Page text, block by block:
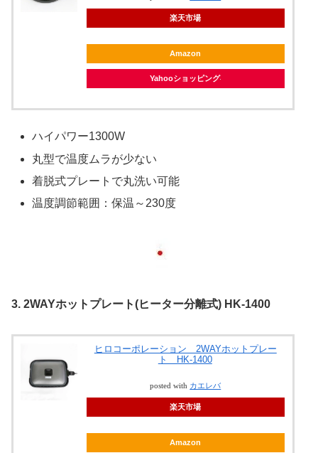
楽天市場
Amazon
Yahooショッピング
ハイパワー1300W
丸型で温度ムラが少ない
着脱式プレートで丸洗い可能
温度調節範囲：保温～230度
3. 2WAYホットプレート(ヒーター分離式) HK-1400
ヒロコーポレーション 2WAYホットプレー
ト HK-1400
posted with カエレバ
楽天市場
Amazon